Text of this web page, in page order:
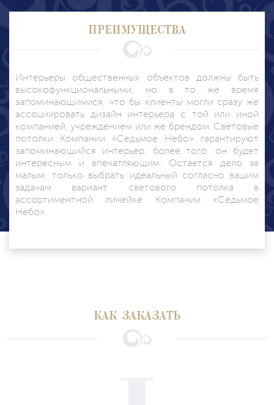
ПРЕИМУЩЕСТВА
Интерьеры общественных объектов должны быть
высокофункциональными, но в то же время
запоминающимися, что бы клиенты могли сразу же
ассоциировать дизайн интерьера с той или иной
компанией, учреждением или же брендом. Световые
потолки Компании «Седьмое Небо» гарантируют
запоминающийся интерьер, более того, он будет
интересным и впечатляющим. Остается дело за
малым, только выбрать идеальный согласно вашим
задачам вариант светового потолка в
ассортиментной линейке Компании «Седьмое
Небо».
КАК ЗАКАЗАТЬ